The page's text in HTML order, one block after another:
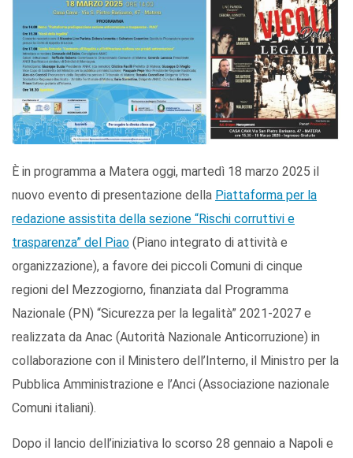
È in programma a Matera oggi, martedì 18 marzo 2025 il
nuovo evento di presentazione della Piattaforma per la
redazione assistita della sezione “Rischi corruttivi e
trasparenza” del Piao (Piano integrato di attività e
organizzazione), a favore dei piccoli Comuni di cinque
regioni del Mezzogiorno, finanziata dal Programma
Nazionale (PN) “Sicurezza per la legalità” 2021-2027 e
realizzata da Anac (Autorità Nazionale Anticorruzione) in
collaborazione con il Ministero dell’Interno, il Ministro per la
Pubblica Amministrazione e l’Anci (Associazione nazionale
Comuni italiani).
Dopo il lancio dell’iniziativa lo scorso 28 gennaio a Napoli e